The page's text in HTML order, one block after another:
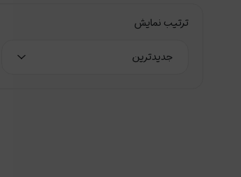
ترتیب نمایش
جدیدترین